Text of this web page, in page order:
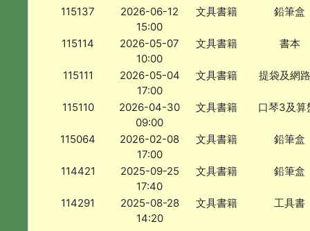
115137
2026-06-12
15:00
文具書籍 鉛筆盒
115114
2026-05-07
10:00
文具書籍 書本
115111
2026-05-04
17:00
文具書籍 提袋及網
115110
2026-04-30
09:00
文具書籍 口琴3及算
115064
2026-02-08
17:00
文具書籍 鉛筆盒
114421
2025-09-25
17:40
文具書籍 鉛筆盒
114291
2025-08-28
14:20
文具書籍 工具書